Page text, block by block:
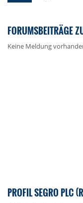
FORUMSBEITRÄGE
Keine Meldung
PROFIL SEGRO PLC